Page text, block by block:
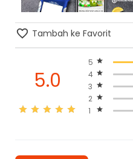
Tambah ke Favorit
5.0
5
4
3
2
1